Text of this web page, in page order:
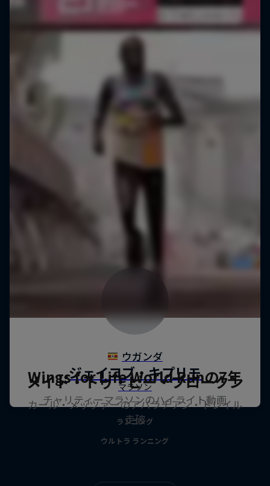
Wings for Life World Runの7年
チャリティーマラソンのハイライト動画
ランニング
メイド・トゥ・ビー・ブロークン
カール・メッツァーのアパラチアン・トレイル
走破
ウルトラ ランニング